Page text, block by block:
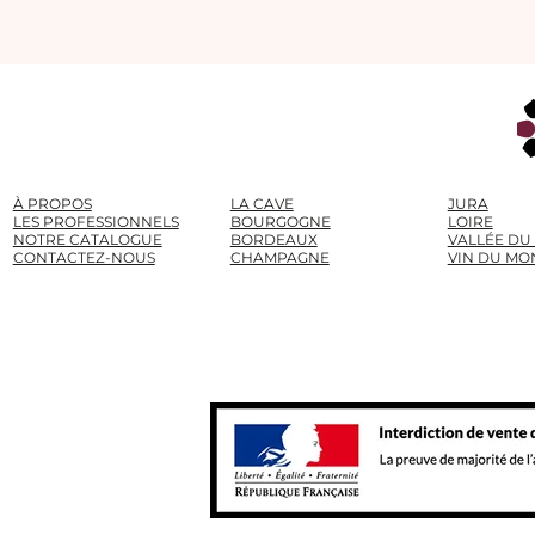
À PROPOS
LES PROFESSIONNELS
NOTRE CATALOGUE
CONTACTEZ-NOUS
LA CAVE
BOURGOGNE
BORDEAUX
CHAMPAGNE
JURA
LOIRE
VALLÉE DU
VIN DU